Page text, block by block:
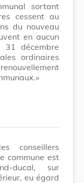
sortant
cessent au
du nouveau
en aucun
décembre
ordinaires
conseillers
commune est
ducal, sur
eu égard